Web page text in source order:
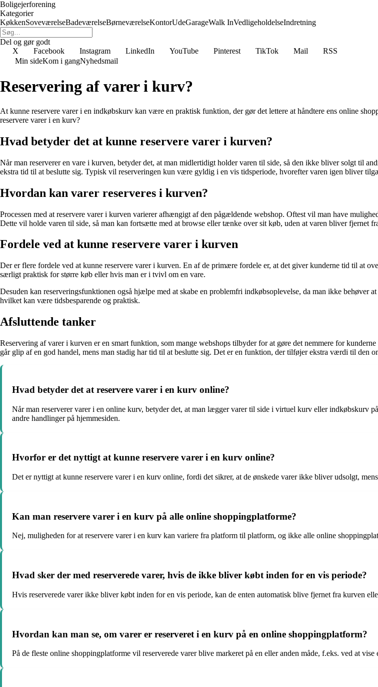
Boligejerforening
Kategorier
KøkkenSoveværelseBadeværelseBørneværelseKontorUdeGarageWalk InVedligeholdelseIndretning
Del og gør godt
X
Facebook Instagram LinkedIn YouTube Pinterest TikTok Mail
RSS
Min sideKom i gangNyhedsmail
Reservering af varer i kurv?
At kunne reservere varer i en indkøbskurv kan være en praktisk funktion, der gør det lettere at håndtere ens online
reservere varer i en kurv?
Hvad betyder det at kunne reservere varer i kurven?
Når man reserverer en vare i kurven, betyder det, at man midlertidigt holder varen til side, så den ikke bliver solgt til
ekstra tid til at beslutte sig. Typisk vil reserveringen kun være gyldig i en vis tidsperiode, hvorefter varen igen bliver
Hvordan kan varer reserveres i kurven?
Processen med at reservere varer i kurven varierer afhængigt af den pågældende webshop. Oftest vil man have
Dette vil holde varen til side, så man kan fortsætte med at browse eller tænke over sit køb, uden at varen bliver fjernet
Fordele ved at kunne reservere varer i kurven
Der er flere fordele ved at kunne reservere varer i kurven. En af de primære fordele er, at det giver kunderne tid til at
særligt praktisk for større køb eller hvis man er i tvivl om en vare.
Desuden kan reserveringsfunktionen også hjælpe med at skabe en problemfri indkøbsoplevelse, da man ikke behøver
hvilket kan være tidsbesparende og praktisk.
Afsluttende tanker
Reservering af varer i kurven er en smart funktion, som mange webshops tilbyder for at gøre det nemmere for
går glip af en god handel, mens man stadig har tid til at beslutte sig. Det er en funktion, der tilføjer ekstra værdi til den
Hvad betyder det at reservere varer i en kurv online?
Når man reserverer varer i en online kurv, betyder det, at man lægger varer til side i virtuel kurv eller indkøbskurv
andre handlinger på hjemmesiden.
Hvorfor er det nyttigt at kunne reservere varer i en kurv online?
Det er nyttigt at kunne reservere varer i en kurv online, fordi det sikrer, at de ønskede varer ikke bliver udsolgt,
Kan man reservere varer i en kurv på alle online shoppingplatforme?
Nej, muligheden for at reservere varer i en kurv kan variere fra platform til platform, og ikke alle online
Hvad sker der med reserverede varer, hvis de ikke bliver købt inden for en vis periode?
Hvis reserverede varer ikke bliver købt inden for en vis periode, kan de enten automatisk blive fjernet fra kurven
Hvordan kan man se, om varer er reserveret i en kurv på en online shoppingplatform?
På de fleste online shoppingplatforme vil reserverede varer blive markeret på en eller anden måde, f.eks. ved at